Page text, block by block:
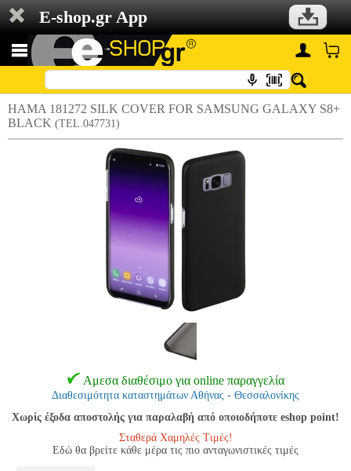
E-shop.gr App
HAMA 181272 SILK COVER FOR SAMSUNG GALAXY S8+
BLACK (TEL.047731)
Αμεσα διαθέσιμο για online παραγγελία
Διαθεσιμότητα καταστημάτων Αθήνας - Θεσσαλονίκης
Χωρίς έξοδα αποστολής για παραλαβή από οποιοδήποτε eshop point!
Σταθερά Χαμηλές Τιμές!
Εδώ θα βρείτε κάθε μέρα τις πιο ανταγωνιστικές τιμές